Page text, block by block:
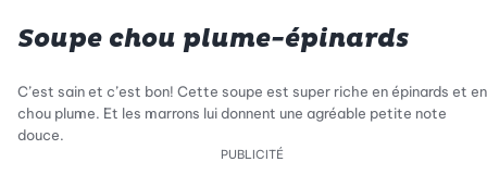
Soupe chou plume-épinards
C’est sain et c’est bon! Cette soupe est super riche en épinards et en
chou plume. Et les marrons lui donnent une agréable petite note
douce.
PUBLICITÉ